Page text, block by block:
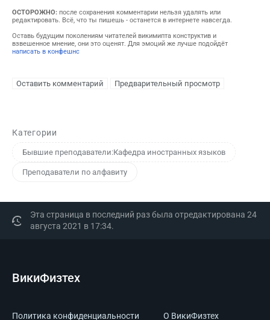
ОСТОРОЖНО: после сохранения комментарии нельзя удалять или
редактировать. Всё, что ты пишешь - останется в интернете навсегда.
Оставь будущим поколениям читателей викимипта конструктив и
взвешенное мнение, они это оценят. Для эмоций же лучше подойдёт
написать в конфешнс
Категории
Бывшие преподаватели:Кафедра иностранных языков
Преподаватели по алфавиту
Эта страница в последний раз была отредактирована 24
августа 2021 в 17:34.
ВикиФизтех
Политика конфиденциальности О ВикиФизтех